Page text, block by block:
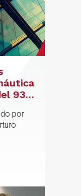
93%
por